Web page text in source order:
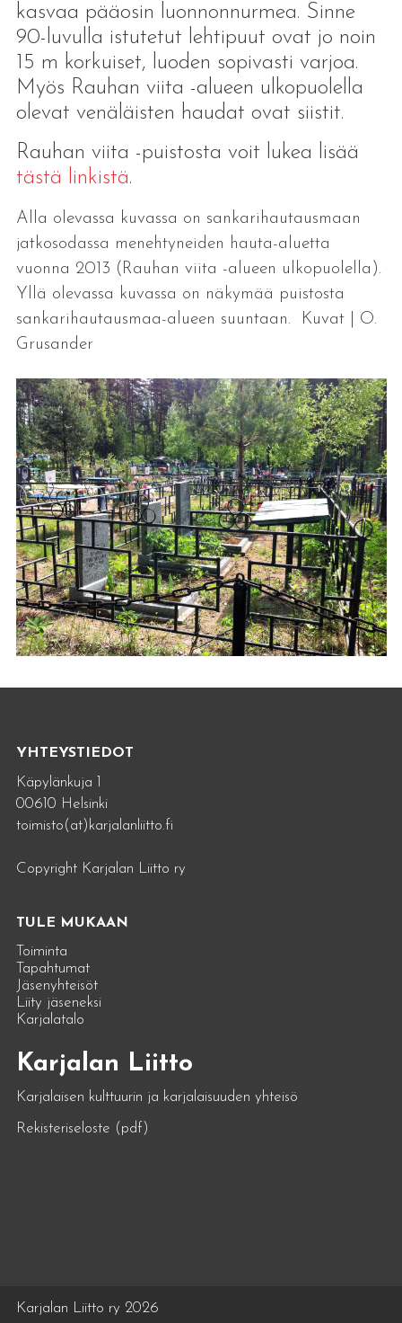
kasvaa pääosin luonnonnurmea. Sinne
90-luvulla istutetut lehtipuut ovat jo noin
15 m korkuiset, luoden sopivasti varjoa.
Myös Rauhan viita -alueen ulkopuolella
olevat venäläisten haudat ovat siistit.
Rauhan viita -puistosta voit lukea lisää
tästä linkistä.
Alla olevassa kuvassa on sankarihautausmaan
jatkosodassa menehtyneiden hauta-aluetta
vuonna 2013 (Rauhan viita -alueen ulkopuolella).
Yllä olevassa kuvassa on näkymää puistosta
sankarihautausmaa-alueen suuntaan. Kuvat | O.
Grusander
YHTEYSTIEDOT
Käpylänkuja 1
00610 Helsinki
toimisto(at)karjalanliitto.fi
Copyright Karjalan Liitto ry
TULE MUKAAN
Toiminta
Tapahtumat
Jäsenyhteisöt
Liity jäseneksi
Karjalatalo
Karjalan Liitto
Karjalaisen kulttuurin ja karjalaisuuden yhteisö
Rekisteriseloste (pdf)
Karjalan Liitto ry 2026